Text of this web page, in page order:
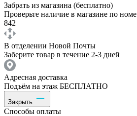
Забрать из магазина (бесплатно)
Проверьте наличие в магазине по
842
В отделении Новой Почты
Заберите товар в течение 2-3 дней
Адресная доставка
Подъём на этаж БЕСПЛАТНО
Закрыть
Способы оплаты